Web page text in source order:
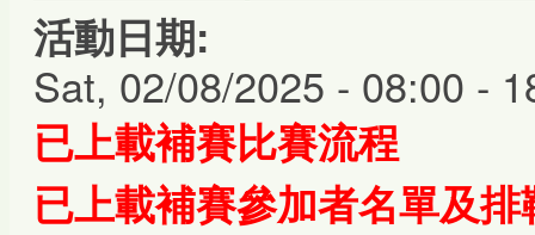
活動日期:
Sat, 02/08/2025 - 08:00 -
已上載補賽比賽流程
已上載補賽參加者名單及排